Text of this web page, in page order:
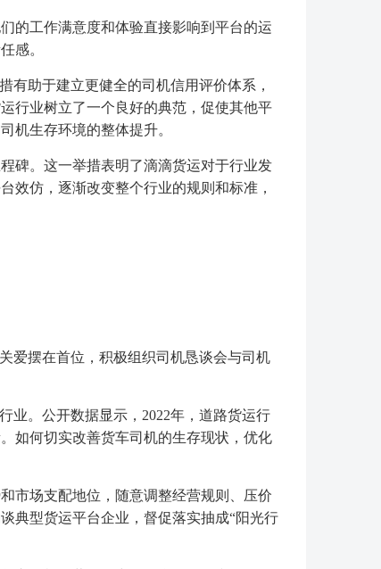
的工作满意度和体验直接影响到平台的运
感。
有助于建立更健全的司机信用评价体系，
行业树立了一个良好的典范，促使其他平
机生存环境的整体提升。
碑。这一举措表明了滴滴货运对于行业发
效仿，逐渐改变整个行业的规则和标准，
爱摆在首位，积极组织司机恳谈会与司机
业。公开数据显示，2022年，道路货运行
如何切实改善货车司机的生存现状，优化
市场支配地位，随意调整经营规则、压价
典型货运平台企业，督促落实抽成“阳光行